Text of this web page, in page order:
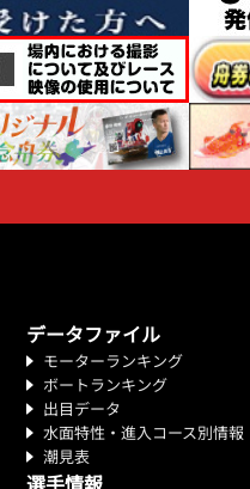
データファイル
モーターランキング
ボートランキング
出目データ
水面特性・進入コース別情報
潮見表
選手情報